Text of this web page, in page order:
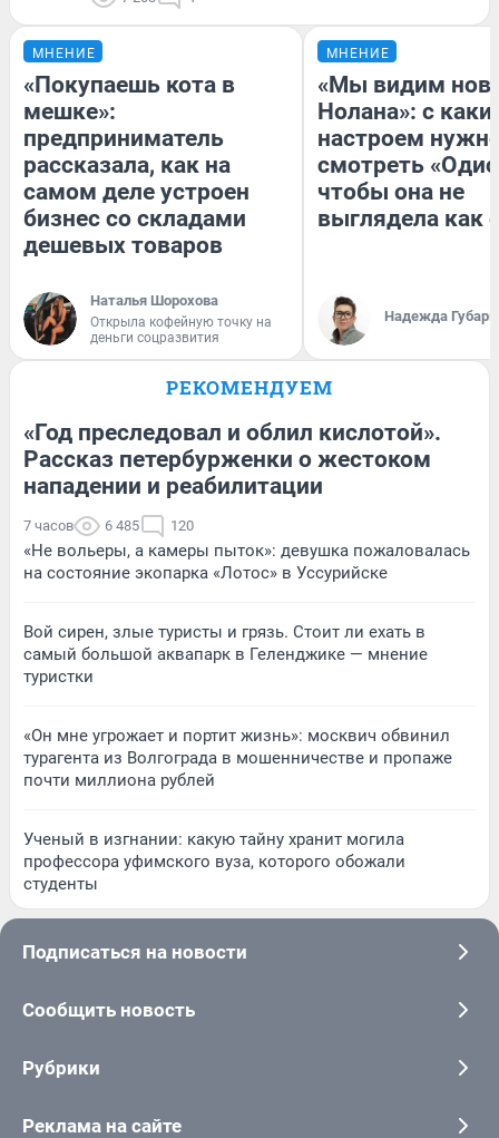
МНЕНИЕ
«Покупаешь кота в
мешке»:
предприниматель
рассказала, как на
самом деле устроен
бизнес со складами
дешевых товаров
Наталья Шорохова
Открыла кофейную точку на
деньги соцразвития
МНЕНИЕ
«Мы видим
Нолана»: с
настроем
смотреть
чтобы она не
выглядела как
Надежда Губарь
РЕКОМЕНДУЕМ
«Год преследовал и облил кислотой».
Рассказ петербурженки о жестоком
нападении и реабилитации
7 часов 6 485 120
«Не вольеры, а камеры пыток»: девушка пожаловалась
на состояние экопарка «Лотос» в Уссурийске
Вой сирен, злые туристы и грязь. Стоит ли ехать в
самый большой аквапарк в Геленджике — мнение
туристки
«Он мне угрожает и портит жизнь»: москвич обвинил
турагента из Волгограда в мошенничестве и пропаже
почти миллиона рублей
Ученый в изгнании: какую тайну хранит могила
профессора уфимского вуза, которого обожали
студенты
Подписаться на новости
Сообщить новость
Рубрики
Реклама на сайте